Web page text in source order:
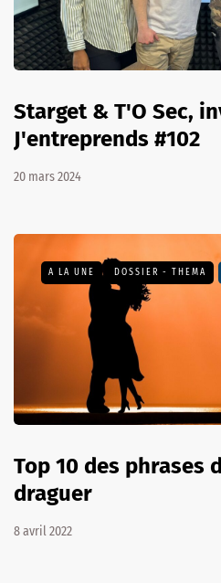
Starget & T'O Sec,
J'entreprends #102
20 mars 2024
A LA UNE DOSSIER - THEMA
Top 10 des phrases
draguer
8 avril 2022